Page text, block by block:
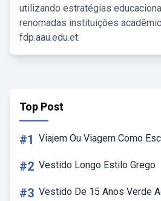
utilizando estratégias
renomadas instituições
fdp.aau.edu.et.
Top Post
#1 Viajem Ou Viagem Como
#2 Vestido Longo Estilo Grego
#3 Vestido De 15 Anos Verde